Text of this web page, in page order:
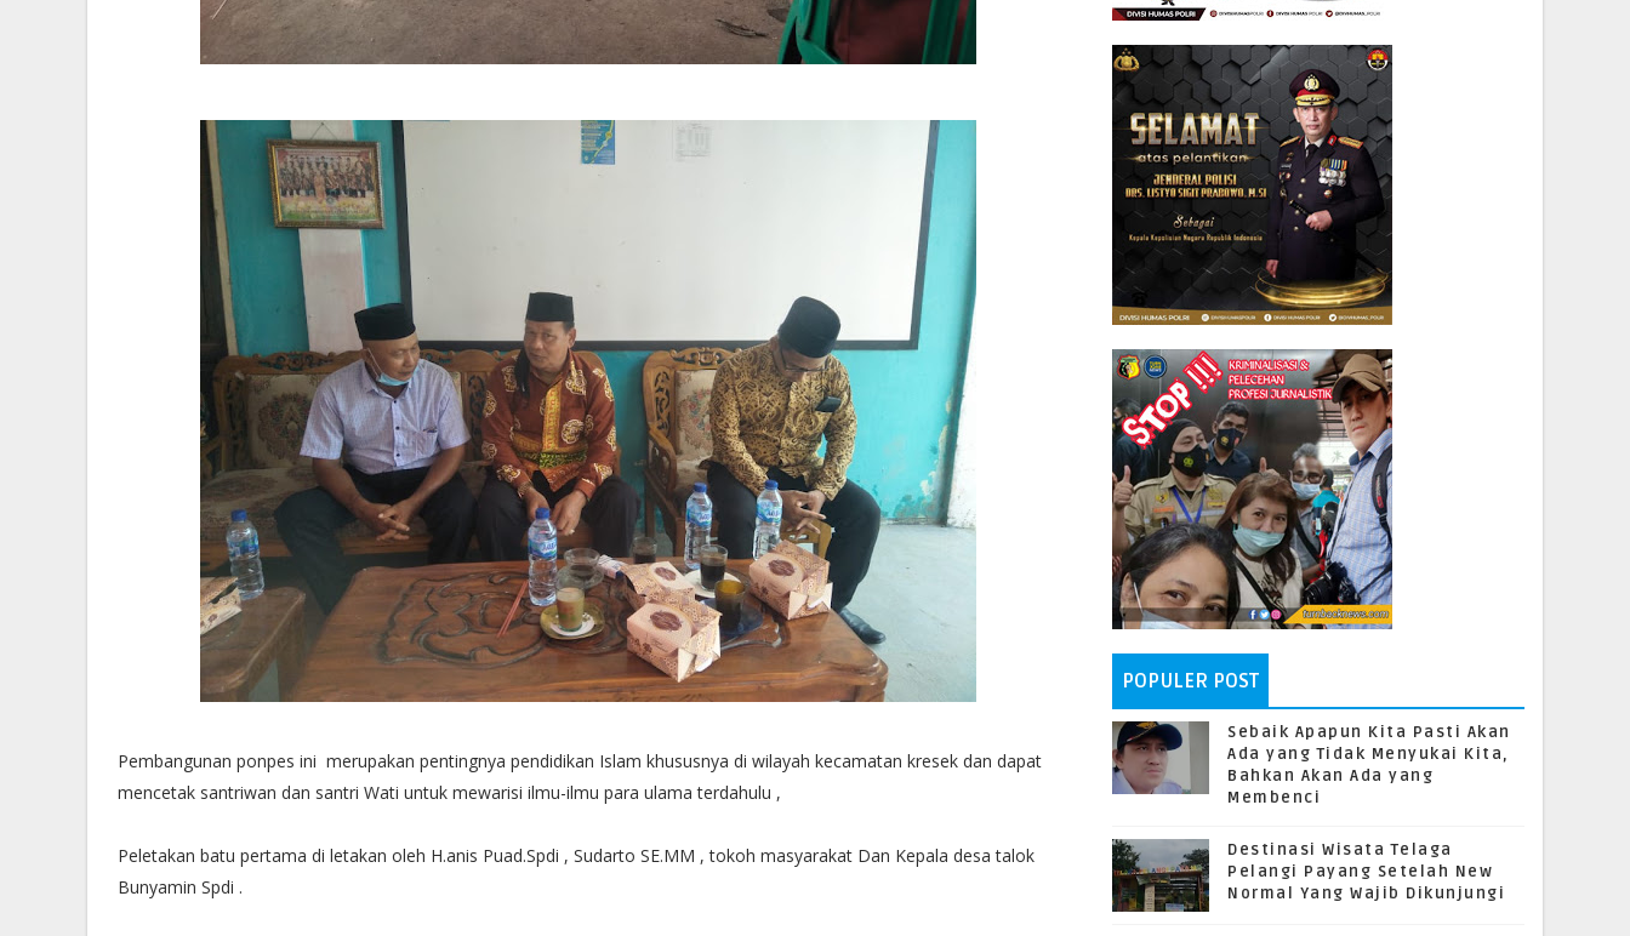
Pembangunan ponpes ini merupakan pentingnya pendidikan Islam khususnya di wilayah kecamatan kresek dan dapat
mencetak santriwan dan santri Wati untuk mewarisi ilmu-ilmu para ulama terdahulu ,
Peletakan batu pertama di letakan oleh H.anis Puad.Spdi , Sudarto SE.MM , tokoh masyarakat Dan Kepala desa talok
Bunyamin Spdi .
POPULER POST
Sebaik Apapun Kita Pasti Akan
Ada yang Tidak Menyukai Kita,
Bahkan Akan Ada yang
Membenci
Destinasi Wisata Telaga
Pelangi Payang Setelah New
Normal Yang Wajib Dikunjungi